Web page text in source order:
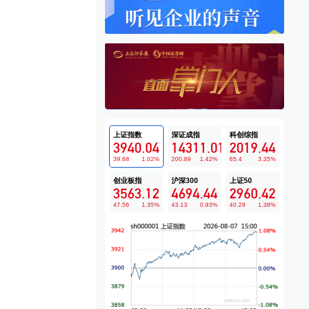
上证指数
3940.04
39.68 1.02%
深证成指
14311.01
200.89 1.42%
科创综指
2019.44
65.4 3.35%
创业板指
3563.12
47.56 1.35%
沪深300
4694.44
43.13 0.93%
上证50
2960.42
40.29 1.38%